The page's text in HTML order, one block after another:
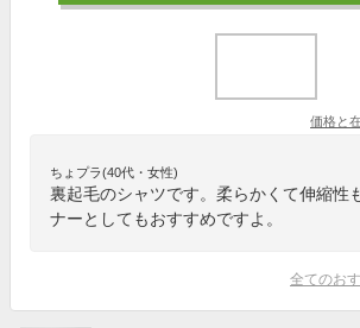
価格と
ちょプラ(40代・女性)
裏起毛のシャツです。柔らかくて伸縮性
ナーとしてもおすすめですよ。
全てのお